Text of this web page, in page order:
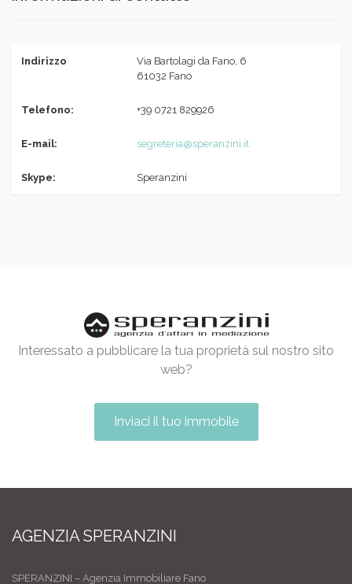
Indirizzo
Via Bartolagi da Fano, 6
61032 Fano
Telefono: +39 0721 829926
E-mail: segreteria@speranzini.it
Skype: Speranzini
Interessato a pubblicare la tua proprietà sul nostro sito
web?
Inviaci il tuo immobile
AGENZIA SPERANZINI
SPERANZINI – Agenzia Immobiliare Fano